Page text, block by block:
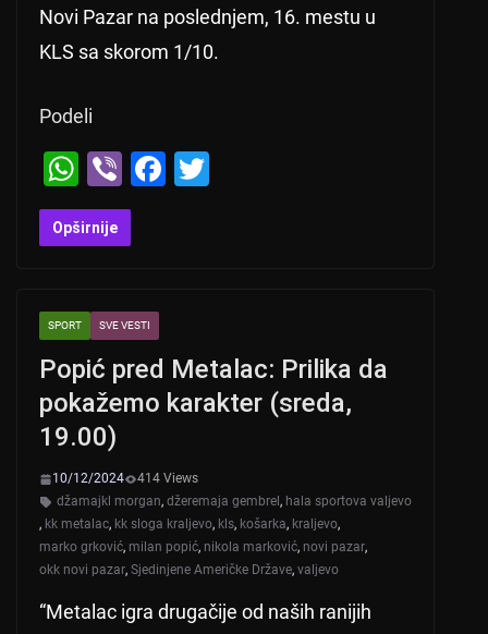
Novi Pazar na poslednjem, 16. mestu u
KLS sa skorom 1/10.
Podeli
W
h
at
A
p
p
Vi
b
er
F
o
k
Opširnije
SPORT SVE VESTI
Popić pred Metalac: Prilika da
pokažemo karakter (sreda,
19.00)
10/12/2024
414 Views
džamajkl morgan, džeremaja gembrel , hala sportova valjevo
, kk metalac, kk sloga kraljevo, kls, košarka, kraljevo,
marko grković, milan popić, nikola marković, novi pazar,
okk novi pazar, Sjedinjene Američke Države, valjevo
“Metalac igra drugačije od naših ranijih